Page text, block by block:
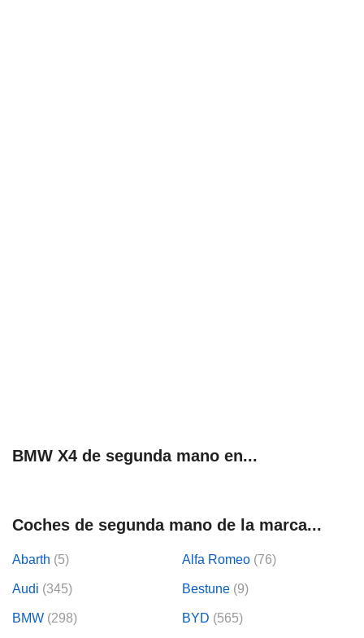
BMW X4 de segunda mano en...
Coches de segunda mano de la marca...
Abarth (5) Alfa Romeo (76)
Audi (345) Bestune (9)
BMW (298) BYD (565)